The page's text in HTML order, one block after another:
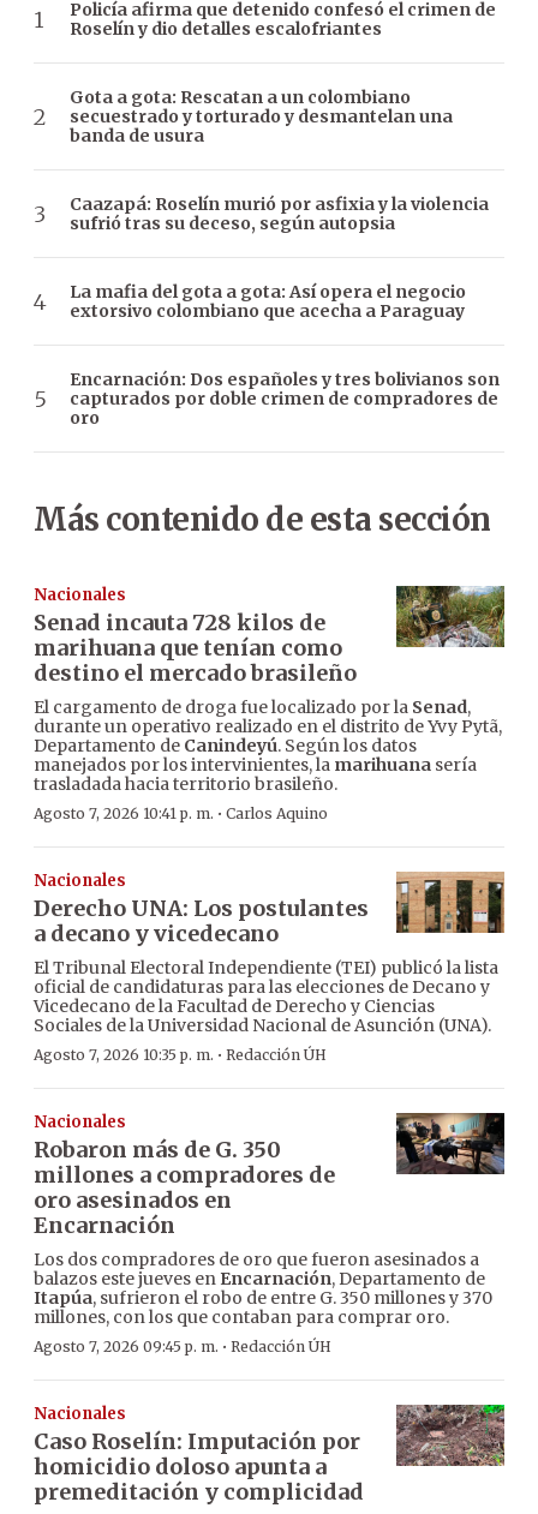
Policía afirma que detenido confesó el crimen de
Roselín y dio detalles escalofriantes
Gota a gota: Rescatan a un colombiano
secuestrado y torturado y desmantelan una
banda de usura
Caazapá: Roselín murió por asfixia y la violencia
sufrió tras su deceso, según autopsia
La mafia del gota a gota: Así opera el negocio
extorsivo colombiano que acecha a Paraguay
Encarnación: Dos españoles y tres bolivianos son
capturados por doble crimen de compradores de
oro
Más contenido de esta sección
Nacionales
Senad incauta 728 kilos de
marihuana que tenían como
destino el mercado brasileño
El cargamento de droga fue localizado por la Senad,
durante un operativo realizado en el distrito de Yvy Pytã,
Departamento de Canindeyú. Según los datos
manejados por los intervinientes, la marihuana sería
trasladada hacia territorio brasileño.
Agosto 7, 2026 10:41 p. m. · Carlos Aquino
Nacionales
Derecho UNA: Los postulantes
a decano y vicedecano
El Tribunal Electoral Independiente (TEI) publicó la lista
oficial de candidaturas para las elecciones de Decano y
Vicedecano de la Facultad de Derecho y Ciencias
Sociales de la Universidad Nacional de Asunción (UNA).
Agosto 7, 2026 10:35 p. m. · Redacción ÚH
Nacionales
Robaron más de G. 350
millones a compradores de
oro asesinados en
Encarnación
Los dos compradores de oro que fueron asesinados a
balazos este jueves en Encarnación, Departamento de
Itapúa, sufrieron el robo de entre G. 350 millones y 370
millones, con los que contaban para comprar oro.
Agosto 7, 2026 09:45 p. m. · Redacción ÚH
Nacionales
Caso Roselín: Imputación por
homicidio doloso apunta a
premeditación y complicidad